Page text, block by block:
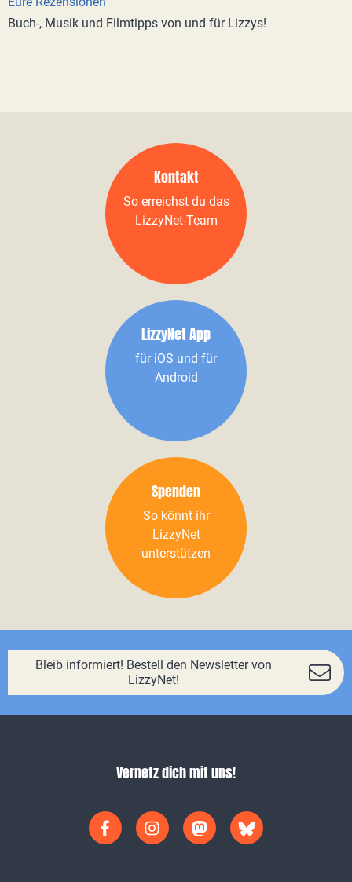
Buch-, Musik und Filmtipps von und für Lizzys!
Kontakt
So erreichst du das
LizzyNet-Team
LizzyNet App
für iOS und für
Android
Spenden
So könnt ihr
LizzyNet
unterstützen
Bleib informiert! Bestell den Newsletter von
LizzyNet!
Vernetz dich mit uns!